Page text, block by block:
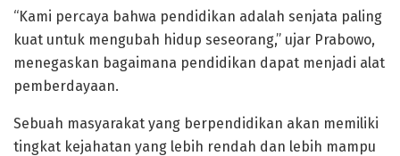
“Kami percaya bahwa pendidikan adalah senjata paling
kuat untuk mengubah hidup seseorang,” ujar Prabowo,
menegaskan bagaimana pendidikan dapat menjadi alat
pemberdayaan.
Sebuah masyarakat yang berpendidikan akan memiliki
tingkat kejahatan yang lebih rendah dan lebih mampu